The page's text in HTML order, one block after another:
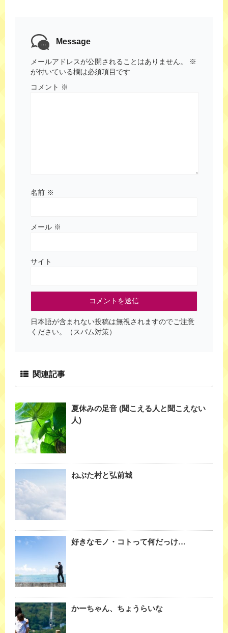
Message
メールアドレスが公開されることはありません。
※
が付いている欄は必須項目です
コメント ※
名前 ※
メール ※
サイト
日本語が含まれない投稿は無視されますのでご注意
ください。（スパム対策）
関連記事
夏休みの足音 (聞こえる人と聞こえない
人)
ねぷた村と弘前城
好きなモノ・コトって何だっけ…
かーちゃん、ちょうらいな